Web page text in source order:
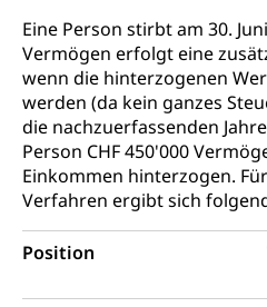
Eine Person stirbt am 30.
Vermögen erfolgt eine
wenn die hinterzogenen
werden (da kein ganzes
die nachzuerfassenden
Person CHF 450'000
Einkommen hinterzogen.
Verfahren ergibt sich
Position